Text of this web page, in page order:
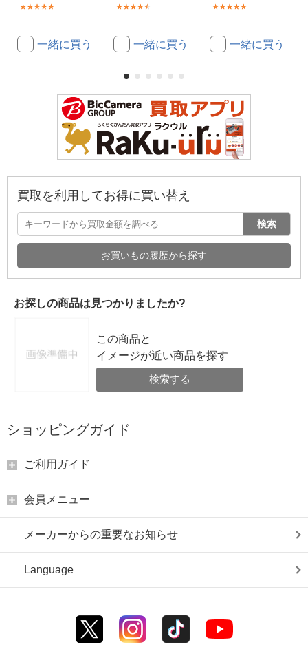
一緒に買う 一緒に買う 一緒に買う
買取を利用してお得に買い替え
検索
お買いもの履歴から探す
お探しの商品は見つかりましたか?
この商品と
イメージが近い商品を探す
検索する
ショッピングガイド
ご利用ガイド
会員メニュー
メーカーからの重要なお知らせ
Language